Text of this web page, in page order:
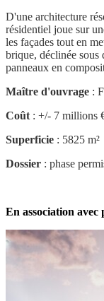
D'une architecture
résidentiel joue sur
les façades tout en
brique, déclinée sous
panneaux en
Maître d'ouvrage :
Coût : +/- 7 millions
Superficie : 5825 m²
Dossier : phase
En association